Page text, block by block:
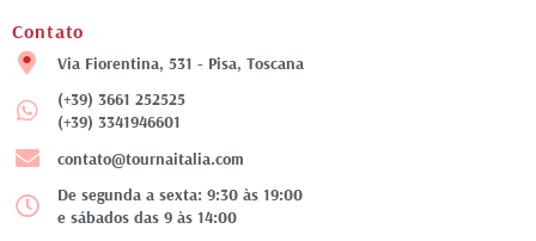
Contato
Via Fiorentina, 531 - Pisa, Toscana
(+39) 3661 252525
(+39) 3341946601
contato@tournaitalia.com
De segunda a sexta: 9:30 às 19:00
e sábados das 9 às 14:00